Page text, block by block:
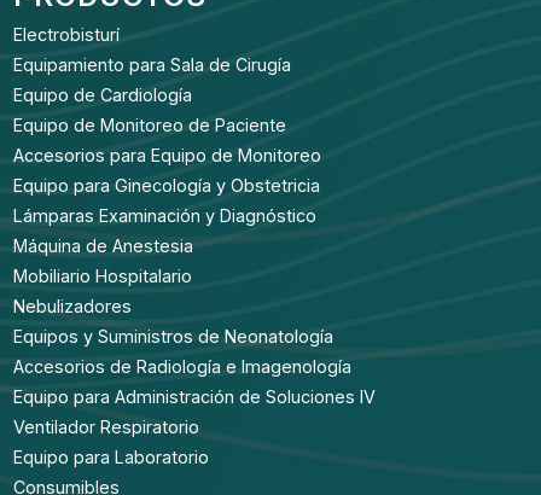
Electrobisturí
Equipamiento para Sala de Cirugía
Equipo de Cardiología
Equipo de Monitoreo de Paciente
Accesorios para Equipo de Monitoreo
Equipo para Ginecología y Obstetricia
Lámparas Examinación y Diagnóstico
Máquina de Anestesia
Mobiliario Hospitalario
Nebulizadores
Equipos y Suministros de Neonatología
Accesorios de Radiología e Imagenología
Equipo para Administración de Soluciones IV
Ventilador Respiratorio
Equipo para Laboratorio
Consumibles